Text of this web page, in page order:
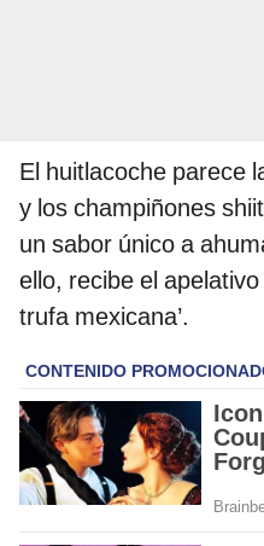
El huitlacoche parece
y los champiñones
un sabor único a
ello, recibe el apelativo
trufa mexicana’.